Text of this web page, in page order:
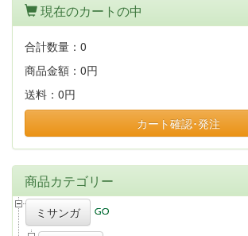
現在のカートの中
合計数量： 0
商品金額： 0円
送料： 0円
カート確認･発注
商品カテゴリー
ミサンガ